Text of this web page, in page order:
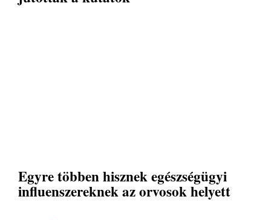
Egyre többen hisznek egészségügyi
influenszereknek az orvosok helyett